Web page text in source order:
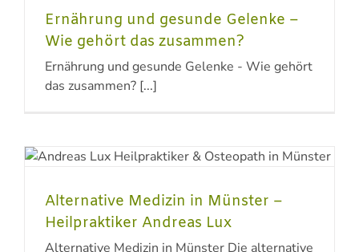
Ernährung und gesunde Gelenke –
Wie gehört das zusammen?
Ernährung und gesunde Gelenke - Wie gehört
das zusammen? [...]
Alternative Medizin in Münster –
Heilpraktiker Andreas Lux
Alternative Medizin in Münster Die alternative